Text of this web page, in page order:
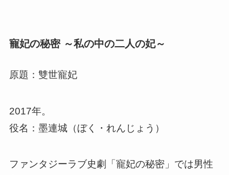
寵妃の秘密 ～私の中の二人の妃～
原題：雙世寵妃
2017年。
役名：墨連城（ぼく・れんじょう）
ファンタジーラブ史劇「寵妃の秘密」では男性